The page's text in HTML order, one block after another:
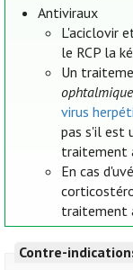
Antiviraux
L'aciclovir
le RCP la
Un
ophtalmique
virus
pas s'il est
traitement
En cas
traitement
Contre-